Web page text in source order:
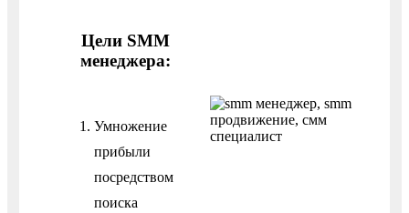
Цели SMM
менеджера:
Умножение
прибыли
посредством
поиска